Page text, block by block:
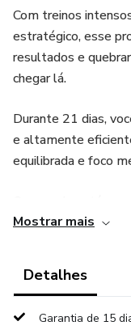
Com treinos
estratégico, esse
resultados e
chegar lá.
Durante 21 dias,
e altamente
equilibrada e foco
versão que você
conquistar em
Mostrar mais
Detalhes
Garantia de 15